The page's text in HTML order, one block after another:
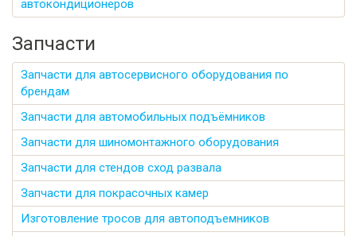
автокондиционеров
Запчасти
Запчасти для автосервисного оборудования по
брендам
Запчасти для автомобильных подъёмников
Запчасти для шиномонтажного оборудования
Запчасти для стендов сход развала
Запчасти для покрасочных камер
Изготовление тросов для автоподъемников